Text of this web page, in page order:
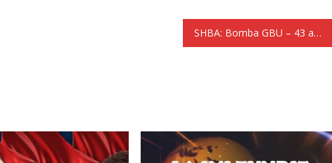
SHBA: Bomba GBU – 43 arma e duhur…